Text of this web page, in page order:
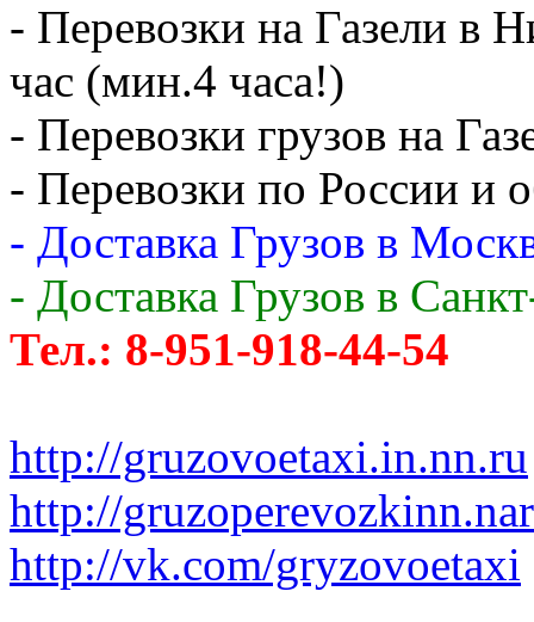
- Перевозки на Газели в
час (мин.4 часа!)
- Перевозки грузов на
- Перевозки по России и
- Доставка Грузов в
- Доставка Грузов в
Тел.: 8-951-918-44-54
http://gruzovoetaxi.in.nn.ru
http://
http://vk.com/gryzovoetaxi